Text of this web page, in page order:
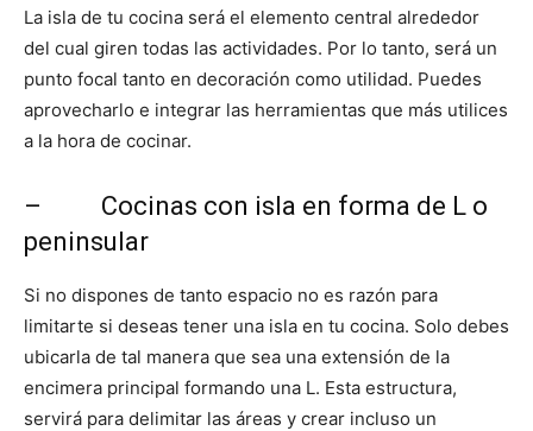
La isla de tu cocina será el elemento central alrededor
del cual giren todas las actividades. Por lo tanto, será un
punto focal tanto en decoración como utilidad. Puedes
aprovecharlo e integrar las herramientas que más utilices
a la hora de cocinar.
– Cocinas con isla en forma de L o
peninsular
Si no dispones de tanto espacio no es razón para
limitarte si deseas tener una isla en tu cocina. Solo debes
ubicarla de tal manera que sea una extensión de la
encimera principal formando una L. Esta estructura,
servirá para delimitar las áreas y crear incluso un